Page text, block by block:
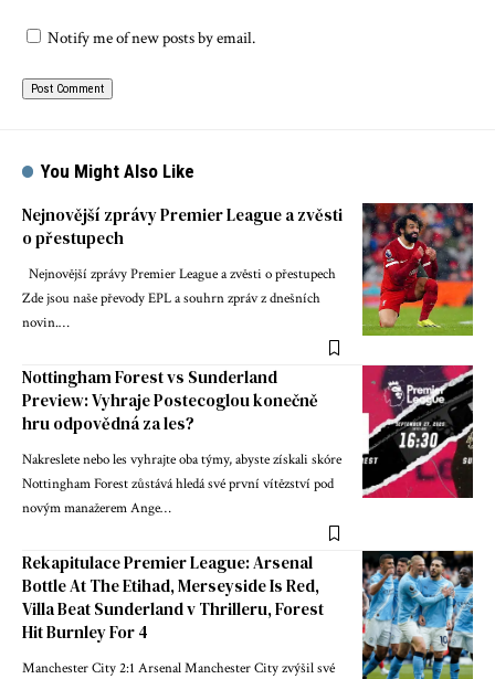
Notify me of new posts by email.
You Might Also Like
Nejnovější zprávy Premier League a zvěsti
o přestupech
Nejnovější zprávy Premier League a zvěsti o přestupech
Zde jsou naše převody EPL a souhrn zpráv z dnešních
novin.…
Nottingham Forest vs Sunderland
Preview: Vyhraje Postecoglou konečně
hru odpovědná za les?
Nakreslete nebo les vyhrajte oba týmy, abyste získali skóre
Nottingham Forest zůstává hledá své první vítězství pod
novým manažerem Ange…
Rekapitulace Premier League: Arsenal
Bottle At The Etihad, Merseyside Is Red,
Villa Beat Sunderland v Thrilleru, Forest
Hit Burnley For 4
Manchester City 2:1 Arsenal Manchester City zvýšil své